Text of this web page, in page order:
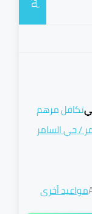
تكافل مرهم
/حي السامر
مواعيد أخرى